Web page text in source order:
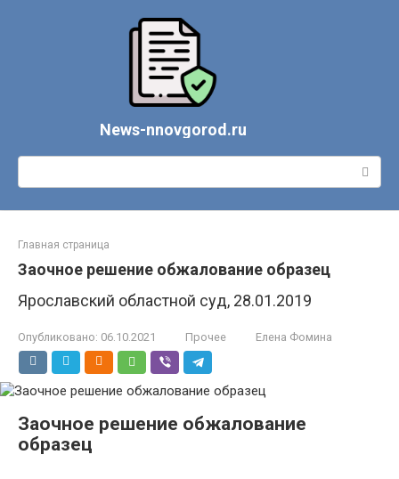
News-nnovgorod.ru
Поиск:
Главная страница
Заочное решение обжалование образец
Ярославский областной суд, 28.01.2019
Опубликовано: 06.10.2021 Прочее Елена Фомина
Заочное решение обжалование
образец